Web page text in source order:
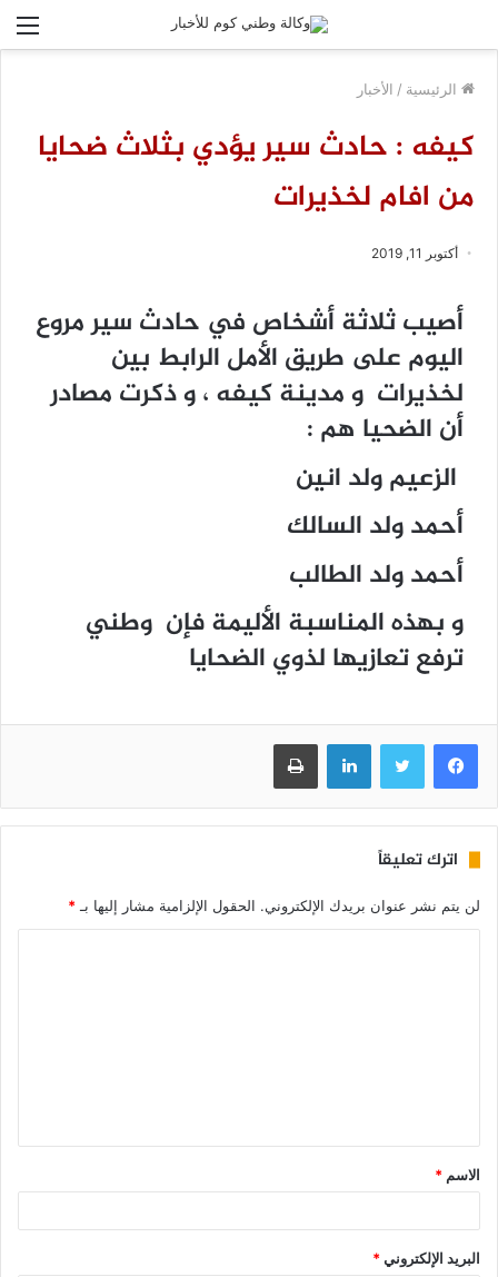
الرئيسية / الأخبار
كيفه : حادث سير يؤدي بثلاث ضحايا
من افام لخذيرات
أكتوبر 11, 2019
أصيب ثلاثة أشخاص في حادث سير مروع
اليوم على طريق الأمل الرابط بين
لخذيرات و مدينة كيفه ، و ذكرت مصادر
أن الضحيا هم :
الزعيم ولد انين
أحمد ولد السالك
أحمد ولد الطالب
و بهذه المناسبة الأليمة فإن وطني
ترفع تعازيها لذوي الضحايا
فيسبوك تويتر لينكدإن طباعة
اترك تعليقاً
لن يتم نشر عنوان بريدك الإلكتروني. الحقول الإلزامية مشار إليها بـ *
الاسم *
البريد الإلكتروني*